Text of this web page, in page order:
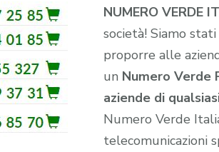
NUMERO VERDE
società! Siamo
proporre alle
un Numero Verde
aziende di
Numero Verde
telecomunicazioni